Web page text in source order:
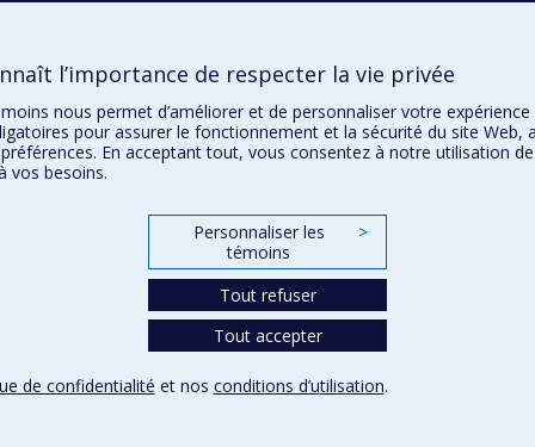
l’importance de respecter la vie privée
nous permet d’améliorer et de personnaliser votre expérience
pour assurer le fonctionnement et la sécurité du site Web,
En acceptant tout, vous consentez à notre utilisation
vos besoins.
Personnaliser les
témoins
>
Tout refuser
Tout accepter
de confidentialité et nos conditions d’utilisation.